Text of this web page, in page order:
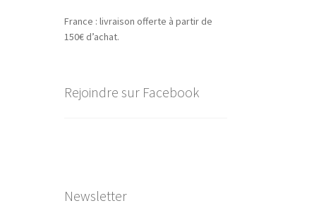
France : livraison offerte à partir de
150€ d’achat.
Rejoindre sur Facebook
Newsletter